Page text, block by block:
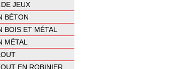
JEUX
BÉTON
BOIS ET MÉTAL
MÉTAL
EN ROBINIER